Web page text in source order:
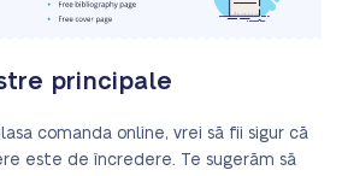
principale
comanda online, vrei să fii sigur că
este de încredere. Te sugerăm să